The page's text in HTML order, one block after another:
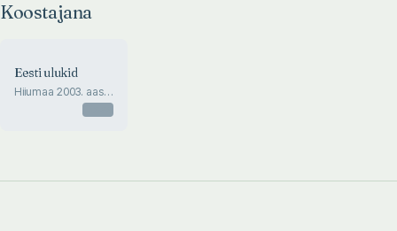
Koostajana
Eesti ulukid
Hiiumaa 2003. aasta
sügiskooli materjale.
Pühendatud Jaani